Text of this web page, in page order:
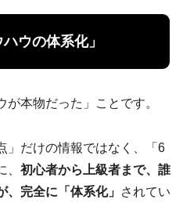
ウの体系化」
本物だった」ことです。
」だけの情報ではなく、「6
初心者から上級者まで、誰
完全に「体系化」 されてい